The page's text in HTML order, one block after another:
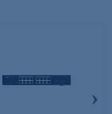
›